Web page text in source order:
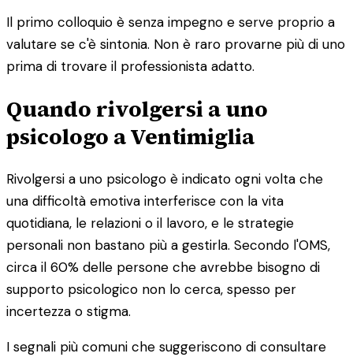
Il primo colloquio è senza impegno e serve proprio a
valutare se c'è sintonia. Non è raro provarne più di uno
prima di trovare il professionista adatto.
Quando rivolgersi a uno
psicologo a Ventimiglia
Rivolgersi a uno psicologo è indicato ogni volta che
una difficoltà emotiva interferisce con la vita
quotidiana, le relazioni o il lavoro, e le strategie
personali non bastano più a gestirla. Secondo l'OMS,
circa il 60% delle persone che avrebbe bisogno di
supporto psicologico non lo cerca, spesso per
incertezza o stigma.
I segnali più comuni che suggeriscono di consultare